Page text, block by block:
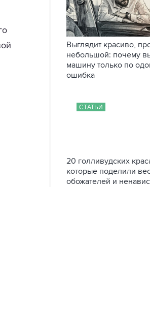
Выглядит красиво,
небольшой: почему
машину только по
ошибка
СТАТЬИ
20 голливудских
которые поделили
обожателей и